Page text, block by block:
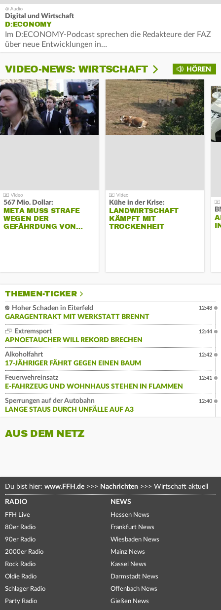
Digital und Wirtschaft
D:ECONOMY
Im D:ECONOMY-Podcast sprechen die Redakteure der FAZ
über neue Entwicklungen in…
HÖREN
VIDEO-NEWS: WIRTSCHAFT
567 Mio. Dollar:
META MUSS STRAFE
WEGEN DER
GEFÄHRDUNG VON…
Kühe in der Krise:
LANDWIRTSCHAFT
KÄMPFT MIT
TROCKENHEIT
THEMEN-TICKER
Hoher Schaden in Eiterfeld
GARAGENTRAKT MIT WERKSTATT BRENNT
12:48
Extremsport
APNOETAUCHER WILL REKORD BRECHEN
12:44
Alkoholfahrt
17-JÄHRIGER FÄHRT GEGEN EINEN BAUM
12:42
Feuerwehreinsatz
E-FAHRZEUG UND WOHNHAUS STEHEN IN FLAMMEN
12:41
Sperrungen auf der Autobahn
LANGE STAUS DURCH UNFÄLLE AUF A3
12:40
AUS DEM NETZ
Du bist hier: www.FFH.de >>> Nachrichten >>> Wirtschaft aktuell
RADIO
FFH Live
80er Radio
90er Radio
2000er Radio
Rock Radio
Oldie Radio
Schlager Radio
Party Radio
NEWS
Hessen News
Frankfurt News
Wiesbaden News
Mainz News
Kassel News
Darmstadt News
Offenbach News
Gießen News